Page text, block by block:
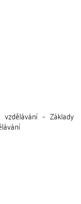
- Základy